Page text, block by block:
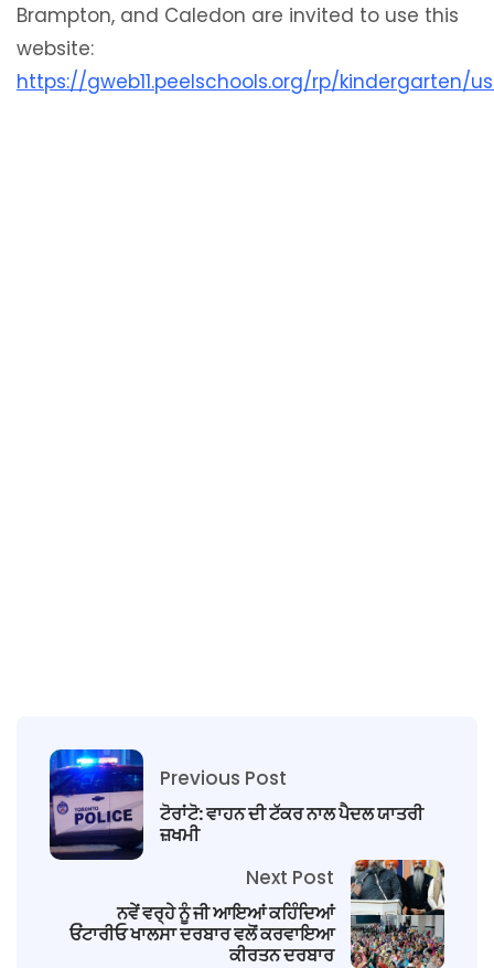
Brampton, and Caledon are invited to use this
website:
https://gweb11.peelschools.org/rp/kindergarten/
Previous Post
ਟੋਰਾਂਟੋ: ਵਾਹਨ ਦੀ ਟੱਕਰ ਨਾਲ ਪੈਦਲ ਯਾਤਰੀ
ਜ਼ਖਮੀ
Next Post
ਨਵੇਂ ਵਰ੍ਹੇ ਨੂੰ ਜੀ ਆਇਆਂ ਕਹਿੰਦਿਆਂ
ਓਂਟਾਰੀਓ ਖਾਲਸਾ ਦਰਬਾਰ ਵਲੋਂ ਕਰਵਾਇਆ
ਕੀਰਤਨ ਦਰਬਾਰ